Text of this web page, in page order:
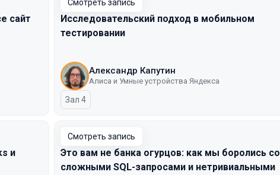
сайт
Смотреть запись
Исследовательский подход в мобильном
тестировании
Александр Капутин
Алиса и Умные устройства Яндекса
Зал 4
и
Смотреть запись
Это вам не банка огурцов: как мы боролись со
сложными SQL-запросами и нетривиальными